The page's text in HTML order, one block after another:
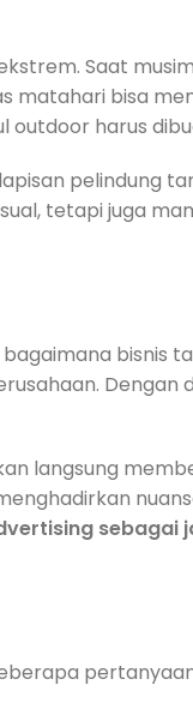
Saat
matahari bisa
harus
pelindung
tetapi juga
bisnis
Dengan
langsung
sebagai